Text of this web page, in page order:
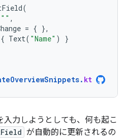
(
"" ,
= { },
{ Text( "Name" )
}
. kt
入力しようとしても、何も起こ
が自動的に更新されるの